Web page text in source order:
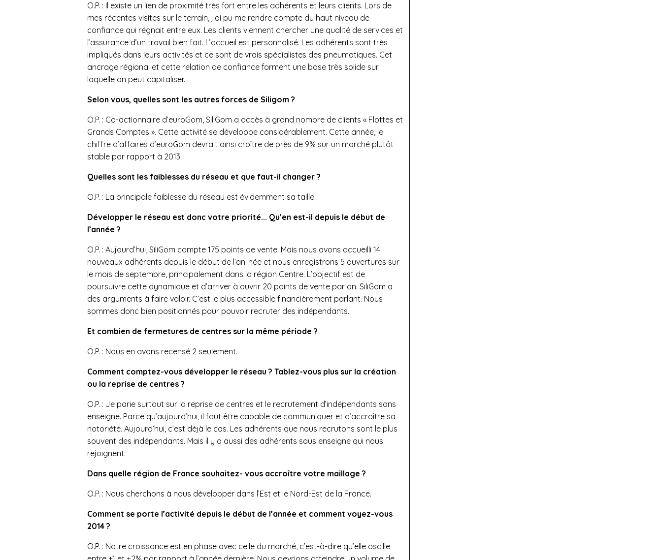
O.P. : Il existe un lien de proximité très fort entre les adhérents et leurs clients. Lors de
mes récentes visites sur le terrain, j’ai pu me rendre compte du haut niveau de
confiance qui régnait entre eux. Les clients viennent chercher une qualité de services et
l’assurance d’un travail bien fait. L’accueil est personnalisé. Les adhérents sont très
impliqués dans leurs activités et ce sont de vrais spécialistes des pneumatiques. Cet
ancrage régional et cette relation de confiance forment une base très solide sur
laquelle on peut capitaliser.
Selon vous, quelles sont les autres forces de Siligom ?
O.P. : Co-actionnaire d’euroGom, SiliGom a accès à grand nombre de clients « Flottes et
Grands Comptes ». Cette activité se développe considérablement. Cette année, le
chiffre d’affaires d’euroGom devrait ainsi croître de près de 9% sur un marché plutôt
stable par rapport à 2013.
Quelles sont les faiblesses du réseau et que faut-il changer ?
O.P. : La principale faiblesse du réseau est évidemment sa taille.
Développer le réseau est donc votre priorité... Qu’en est-il depuis le début de
l’année ?
O.P. : Aujourd’hui, SiliGom compte 175 points de vente. Mais nous avons accueilli 14
nouveaux adhérents depuis le début de l’an-née et nous enregistrons 5 ouvertures sur
le mois de septembre, principalement dans la région Centre. L’objectif est de
poursuivre cette dynamique et d’arriver à ouvrir 20 points de vente par an. SiliGom a
des arguments à faire valoir. C’est le plus accessible financièrement parlant. Nous
sommes donc bien positionnés pour pouvoir recruter des indépendants.
Et combien de fermetures de centres sur la même période ?
O.P. : Nous en avons recensé 2 seulement.
Comment comptez-vous développer le réseau ? Tablez-vous plus sur la création
ou la reprise de centres ?
O.P. : Je parie surtout sur la reprise de centres et le recrutement d’indépendants sans
enseigne. Parce qu’aujourd’hui, il faut être capable de communiquer et d’accroître sa
notoriété. Aujourd’hui, c’est déjà le cas. Les adhérents que nous recrutons sont le plus
souvent des indépendants. Mais il y a aussi des adhérents sous enseigne qui nous
rejoignent.
Dans quelle région de France souhaitez- vous accroître votre maillage ?
O.P. : Nous cherchons à nous développer dans l’Est et le Nord-Est de la France.
Comment se porte l’activité depuis le début de l’année et comment voyez-vous
2014 ?
O.P. : Notre croissance est en phase avec celle du marché, c’est-à-dire qu’elle oscille